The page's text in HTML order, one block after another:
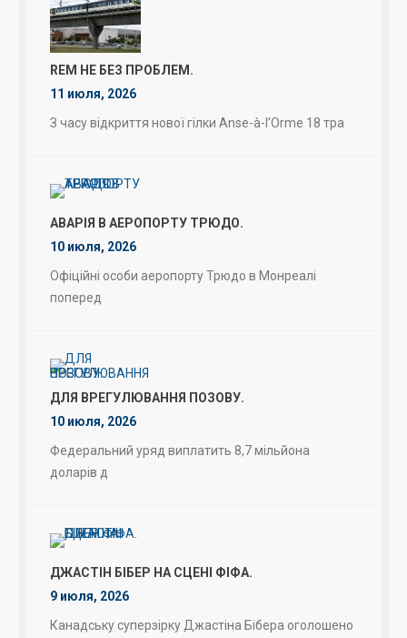
REM НЕ БЕЗ ПРОБЛЕМ.
11 июля, 2026
З часу відкриття нової гілки Anse-à-l’Orme 18 тра
АВАРІЯ В АЕРОПОРТУ ТРЮДО.
10 июля, 2026
Офіційні особи аеропорту Трюдо в Монреалі
поперед
ДЛЯ ВРЕГУЛЮВАННЯ ПОЗОВУ.
10 июля, 2026
Федеральний уряд виплатить 8,7 мільйона
доларів д
ДЖАСТІН БІБЕР НА СЦЕНІ ФІФА.
9 июля, 2026
Канадську суперзірку Джастіна Бібера оголошено